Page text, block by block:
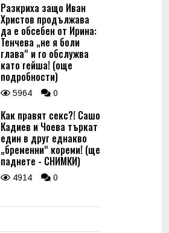
Разкриха защо Иван
Христов продължава
да е обсебен от Ирина:
Тенчева „не я боли
глава“ и го обслужва
като гейша! (още
подробности)
5964 0
Как правят секс?! Сашо
Кадиев и Чоева търкат
един в друг еднакво
„бременни“ кореми! (ще
паднете - СНИМКИ)
4914 0